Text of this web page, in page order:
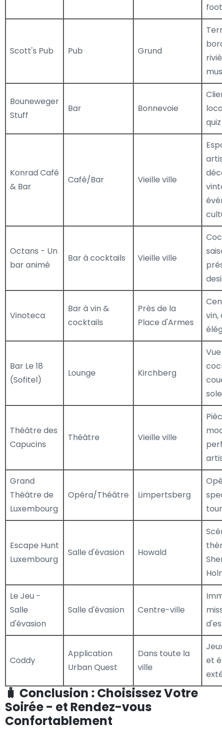
Scott's Pub Pub Grund
Bouneweger
Stuff
Bar Bonnevoie
quiz
Konrad Café
& Bar
Café/Bar Vieille ville
Octans - Un
bar animé
Bar à cocktails Vieille ville
Vinoteca
Bar à vin &
cocktails
Près de la
Place d'Armes
vin,
Bar Le 18
(Sofitel)
Lounge Kirchberg
Théâtre des
Capucins
Théâtre Vieille ville
Grand
Théâtre de
Luxembourg
Opéra/Théâtre Limpertsberg
Escape Hunt
Luxembourg
Salle d'évasion Howald
Le Jeu -
Salle
d'évasion
Salle d'évasion Centre-ville
Coddy
Application
Urban Quest
Dans toute la
ville
et
🧳 Conclusion : Choisissez Votre
Soirée - et Rendez-vous
Confortablement